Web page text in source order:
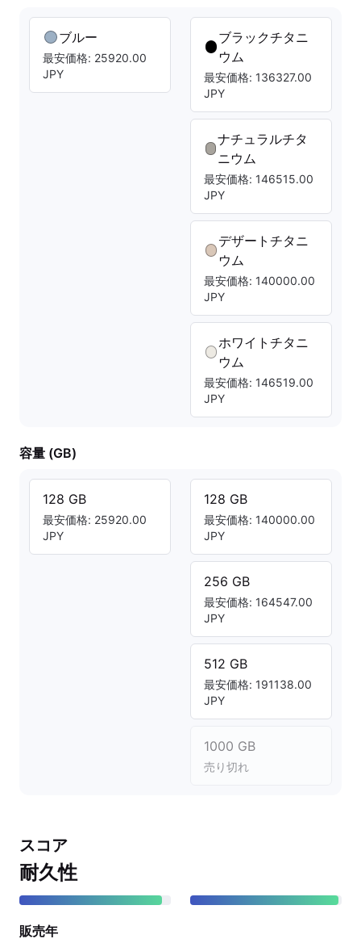
ブルー
最安価格: 25920.00
JPY
ブラックチタニ
ウム
最安価格: 136327.00
JPY
ナチュラルチタ
ニウム
最安価格: 146515.00
JPY
デザートチタニ
ウム
最安価格: 140000.00
JPY
ホワイトチタニ
ウム
最安価格: 146519.00
JPY
容量 (GB)
128 GB
最安価格: 25920.00
JPY
128 GB
最安価格: 140000.00
JPY
256 GB
最安価格: 164547.00
JPY
512 GB
最安価格: 191138.00
JPY
1000 GB
売り切れ
スコア
耐久性
販売年